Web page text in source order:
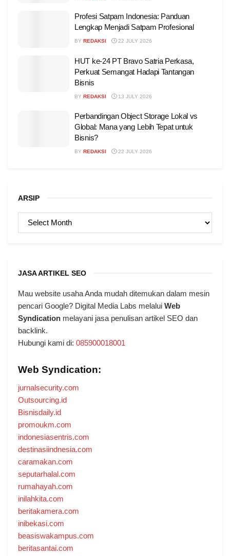
Profesi Satpam Indonesia: Panduan
Lengkap Menjadi Satpam Profesional
BY REDAKSI 22 JULY 2026
HUT ke-24 PT Bravo Satria Perkasa,
Perkuat Semangat Hadapi Tantangan
Bisnis
BY REDAKSI 13 JULY 2026
Perbandingan Object Storage Lokal vs
Global: Mana yang Lebih Tepat untuk
Bisnis?
BY REDAKSI 22 JULY 2026
ARSIP
ARSIP
JASA ARTIKEL SEO
Mau website usaha Anda mudah ditemukan dalam mesin
pencari Google? Digital Media Labs melalui Web
Syndication melayani jasa penulisan artikel SEO dan
backlink.
Hubungi kami di: 085900018001
Web Syndication:
jurnalsecurity.com
Outsourcing.id
Bisnisdaily.id
promoukm.com
indonesiasentris.com
destinasiindnesia.com
caramakan.com
seputarhalal.com
rumahayah.com
inilahkita.com
beritakamera.com
inibekasi.com
beasiswakampus.com
beritasantai.com